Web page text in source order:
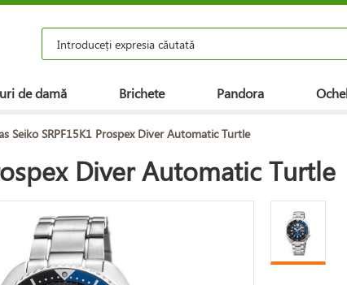
de damă Brichete Pandora
Seiko SRPF15K1 Prospex Diver Automatic Turtle
Diver Automatic Turtle